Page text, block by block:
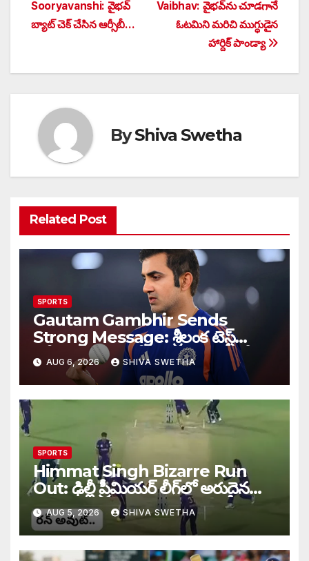
navigation
Vaibhav: వైభవ్‌ను చూడగానే
ఓటమిని మరిచి ముగ్ధుడైన
హార్దిక్ పాండ్యా
Sooryavanshi: వైభవ్
బ్యాట్ చెక్ చేసిన ఆర్సీబీ…
ByShiva Swetha
Related Post
SPORTS
Gautam Gambhir Sends
Strong Message: శ్రీలంక టెస్ట్
సిరీస్‌కు ముందు టీమిండియాకు గంభీర్
వార్నింగ్…
AUG 6, 2026 SHIVA SWETHA
SPORTS
Himmat Singh Bizarre Run
Out: ఢిల్లీ ప్రీమియర్ లీగ్‌లో అరుదైన
రనౌట్ ఘటన వైరల్.
AUG 5, 2026 SHIVA SWETHA